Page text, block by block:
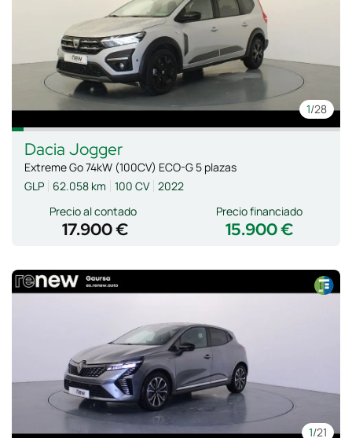
1/28
Dacia Jogger
Extreme Go 74kW (100CV) ECO-G 5 plazas
GLP
62.058 km 100 CV 2022
Precio al contado
17.900 € 15.900 €
Precio financiado
1/21